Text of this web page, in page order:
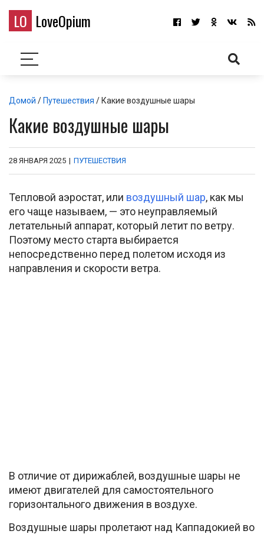
LO LoveOpium
Домой / Путешествия / Какие воздушные шары
Какие воздушные шары
28 ЯНВАРЯ 2025 | ПУТЕШЕСТВИЯ
Тепловой аэростат, или воздушный шар, как мы
его чаще называем, — это неуправляемый
летательный аппарат, который летит по ветру.
Поэтому место старта выбирается
непосредственно перед полетом исходя из
направления и скорости ветра.
В отличие от дирижаблей, воздушные шары не
имеют двигателей для самостоятельного
горизонтального движения в воздухе.
Воздушные шары пролетают над Каппадокией во